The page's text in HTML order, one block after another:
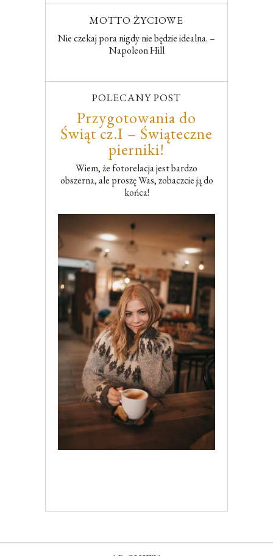
MOTTO ŻYCIOWE
Nie czekaj pora nigdy nie będzie idealna. –
Napoleon Hill
POLECANY POST
Przygotowania do
Świąt cz.I – Świąteczne
pierniki!
Wiem, że fotorelacja jest bardzo
obszerna, ale proszę Was, zobaczcie ją do
końca!